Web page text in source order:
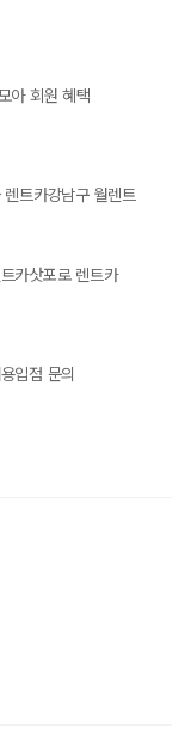
아 회원 혜택
렌트카강남구 월렌트
카삿포로 렌트카
입점 문의